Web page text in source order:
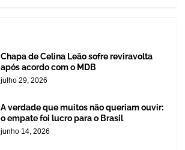
Chapa de Celina Leão sofre reviravolta
após acordo com o MDB
julho 29, 2026
A verdade que muitos não queriam ouvir:
o empate foi lucro para o Brasil
junho 14, 2026